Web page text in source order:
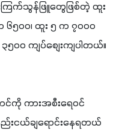
မ်းကြက်သွန်ဖြူတွေဖြစ်တဲ့ ထူး
၆၅၀၀၊ ထူး ၅ က ၇၀၀၀
၀ ကျပ်စျေးကျပါတယ်။
ကို ကားအစီးရေဝင်
ည်းငယ်ချရောင်းနေရတယ်